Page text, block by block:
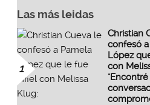
Las más leidas
1
Christian
confesó
López
con